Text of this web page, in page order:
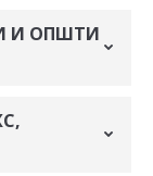
И ОПШТИ